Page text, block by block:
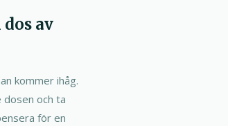
av
kommer ihåg.
dosen och ta
för en